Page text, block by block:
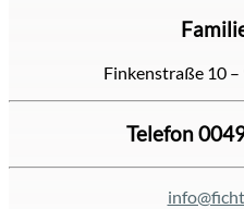
Finkenstraße 10 –
Telefon